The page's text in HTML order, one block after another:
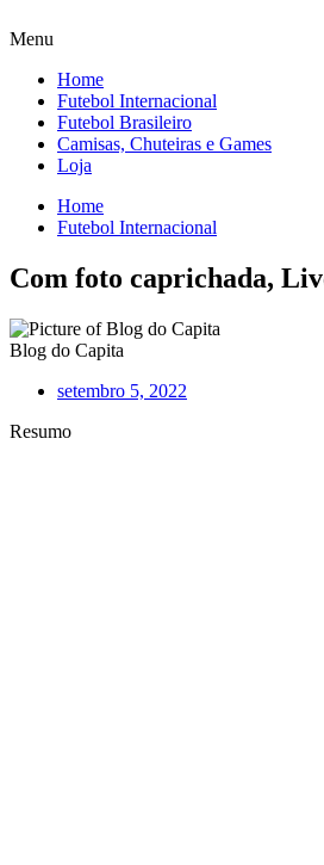
Menu
Home
Futebol Internacional
Futebol Brasileiro
Camisas, Chuteiras e Games
Loja
Home
Futebol Internacional
Com foto caprichada,
Blog do Capita
setembro 5, 2022
Resumo